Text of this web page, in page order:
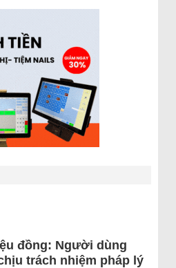
đồng: Người dùng
trách nhiệm pháp lý